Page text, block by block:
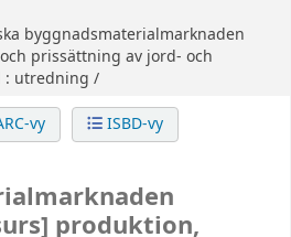
byggnadsmaterialmarknaden
prissättning av jord- och
: utredning /
vy ISBD-vy
produktion,